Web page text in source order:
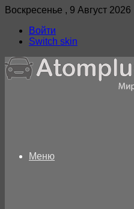
Воскресенье , 9 Август 2026
Войти
Switch skin
Меню